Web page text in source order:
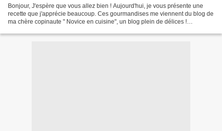
Bonjour, J'espère que vous allez bien ! Aujourd'hui, je vous présente une
recette que j'apprécie beaucoup. Ces gourmandises me viennent du blog de
ma chère copinaute " Novice en cuisine", un blog plein de délices !